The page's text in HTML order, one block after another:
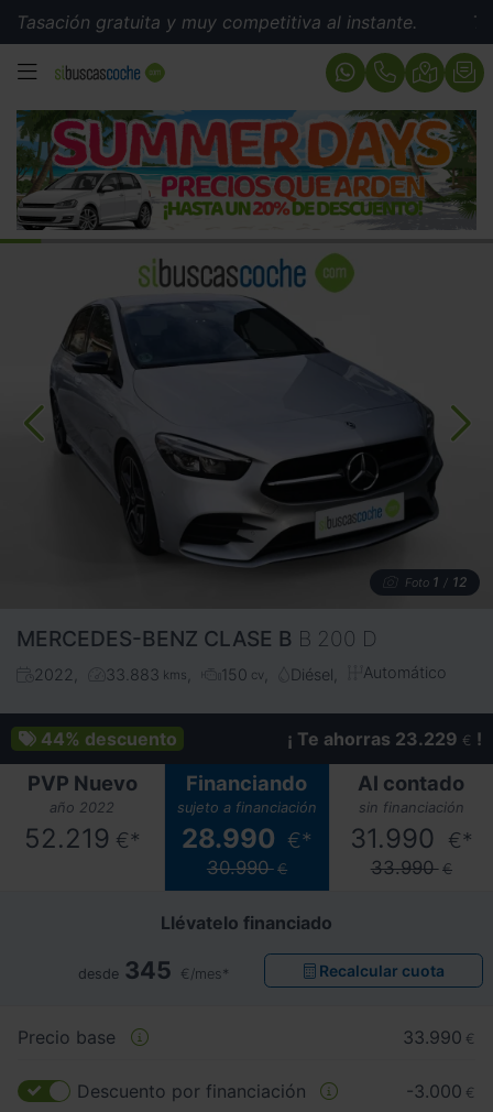
gratuita y muy competitiva al instante. Tasación
MENÚ
Foto 1 / 12
MERCEDES-BENZ CLASE B B 200 D
2022 33.883 kms 150 cv Diésel Automático
44% descuento ¡ Te ahorras 23.229 € !
PVP Nuevo
año 2022
52.219 €*
Financiando
sujeto a financiación
28.990 €*
30.990 €
Al contado
sin financiación
31.990 €*
33.990 €
Llévatelo financiado
desde 345 €/mes* Recalcular cuota
Precio base 33.990 €
Descuento por financiación -3.000 €